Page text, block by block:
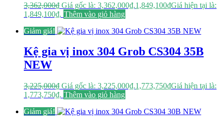
3,362,000₫ Giá gốc là: 3,362,000₫.1,849,100₫Giá hiện tại là:
1,849,100₫. Thêm vào giỏ hàng
Giảm giá!
Kệ gia vị inox 304 Grob CS304 35B
NEW
3,225,000₫ Giá gốc là: 3,225,000₫.1,773,750₫Giá hiện tại là:
1,773,750₫. Thêm vào giỏ hàng
Giảm giá!